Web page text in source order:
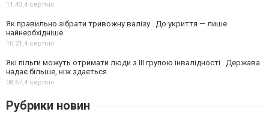
11:43,4 серпня
Як правильно зібрати тривожну валізу . До укриття — лише
найнеобхідніше
10:21,4 серпня
Які пільги можуть отримати люди з III групою інвалідності . Держава
надає більше, ніж здається
08:57,4 серпня
Рубрики новин